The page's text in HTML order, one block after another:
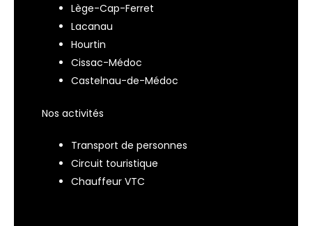
Lège-Cap-Ferret
Lacanau
Hourtin
Cissac-Médoc
Castelnau-de-Médoc
Nos activités
Transport de personnes
Circuit touristique
Chauffeur VTC